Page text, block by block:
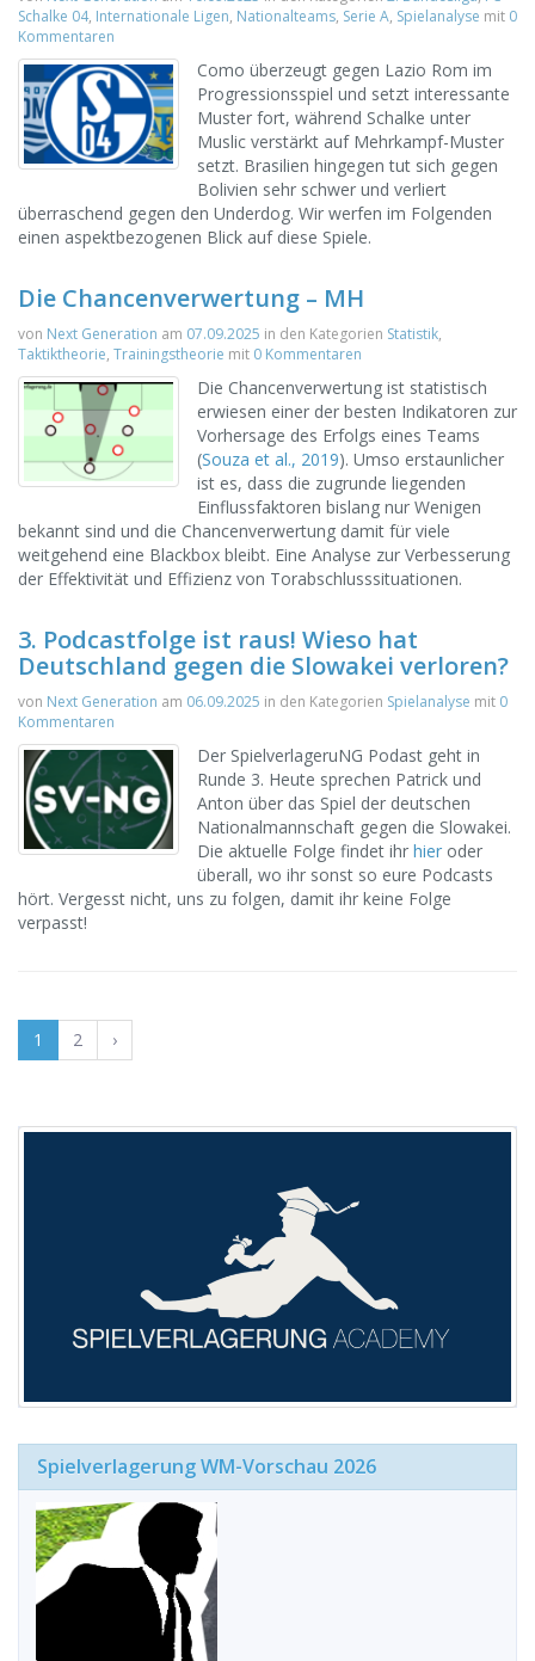
Schalke 04, Internationale Ligen, Nationalteams, Serie A, Spielanalyse mit 0
Kommentaren
Como überzeugt gegen Lazio Rom im
Progressionsspiel und setzt interessante
Muster fort, während Schalke unter
Muslic verstärkt auf Mehrkampf-Muster
setzt. Brasilien hingegen tut sich gegen
Bolivien sehr schwer und verliert
überraschend gegen den Underdog. Wir werfen im Folgenden
einen aspektbezogenen Blick auf diese Spiele.
Die Chancenverwertung – MH
von Next Generation am 07.09.2025 in den Kategorien Statistik,
Taktiktheorie, Trainingstheorie mit 0 Kommentaren
Die Chancenverwertung ist statistisch
erwiesen einer der besten Indikatoren zur
Vorhersage des Erfolgs eines Teams
(Souza et al., 2019). Umso erstaunlicher
ist es, dass die zugrunde liegenden
Einflussfaktoren bislang nur Wenigen
bekannt sind und die Chancenverwertung damit für viele
weitgehend eine Blackbox bleibt. Eine Analyse zur Verbesserung
der Effektivität und Effizienz von Torabschlusssituationen.
3. Podcastfolge ist raus! Wieso hat
Deutschland gegen die Slowakei verloren?
von Next Generation am 06.09.2025 in den Kategorien Spielanalyse mit 0
Kommentaren
Der SpielverlageruNG Podast geht in
Runde 3. Heute sprechen Patrick und
Anton über das Spiel der deutschen
Nationalmannschaft gegen die Slowakei.
Die aktuelle Folge findet ihr hier oder
überall, wo ihr sonst so eure Podcasts
hört. Vergesst nicht, uns zu folgen, damit ihr keine Folge
verpasst!
1 2 ›
Spielverlagerung WM-Vorschau 2026